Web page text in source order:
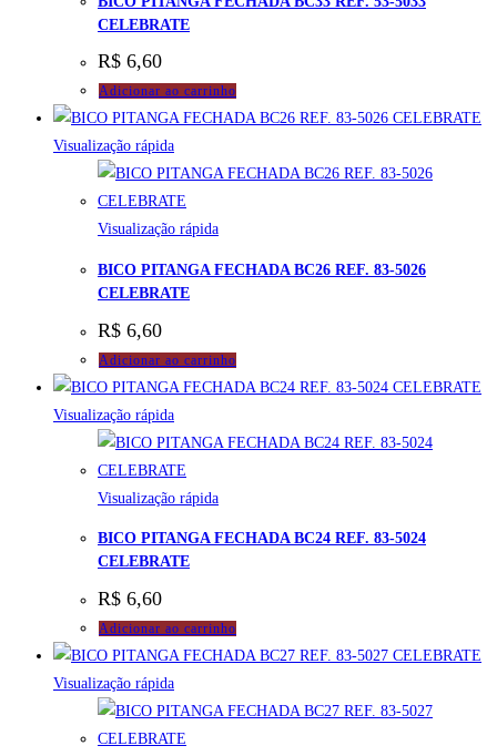
CELEBRATE
R$ 6,60
Adicionar ao carrinho
Visualização rápida
Visualização rápida
BICO PITANGA FECHADA BC26 REF. 83-5026
CELEBRATE
R$ 6,60
Adicionar ao carrinho
Visualização rápida
Visualização rápida
BICO PITANGA FECHADA BC24 REF. 83-5024
CELEBRATE
R$ 6,60
Adicionar ao carrinho
Visualização rápida